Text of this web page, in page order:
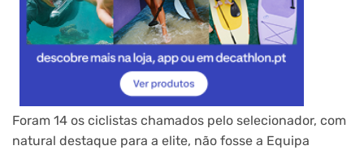
Foram 14 os ciclistas chamados pelo selecionador, com
natural destaque para a elite, não fosse a Equipa